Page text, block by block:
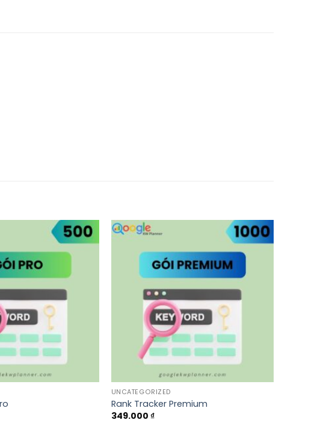
UNCATEGORIZED
Rank Tracker Premium
349.000 ₫